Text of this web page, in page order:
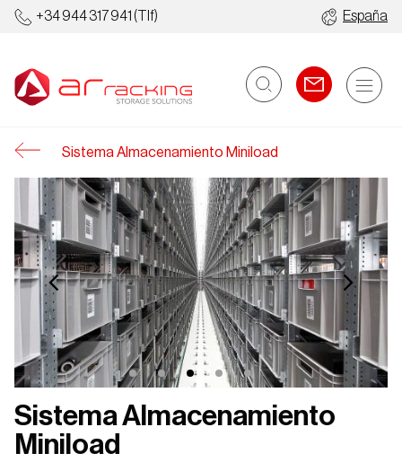
+34 944 317 941 (Tlf) España
Estanterías
Industriales
Metálicas
Estanterías
Almacenes
Automatizados
Sistema Almacenamiento Miniload
Sistema Almacenamiento
Miniload